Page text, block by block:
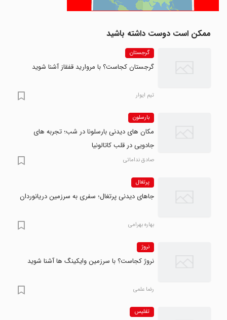
ممکن است دوست داشته باشید
گرجستان
گرجستان کجاست؟ با مروارید قفقاز آشنا شوید
تیم ایوار
بارسلون
مکان های دیدنی بارسلونا در شب؛ تجربه های
جادویی در قلب کاتالونیا
صادق نداماتی
پرتغال
جاهای دیدنی پرتغال؛ سفری به سرزمین دریانوردان
بهاره بهرامی
نروژ
نروژ کجاست؟ با سرزمین وایکینگ ها آشنا شوید
رضا علمی
تفلیس